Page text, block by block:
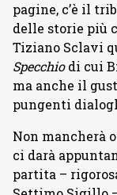
pagine, c’è il
delle storie più
Tiziano Sclavi
Specchiodi cui
ma anche il
pungenti
Non mancherà
ci darà
partita –